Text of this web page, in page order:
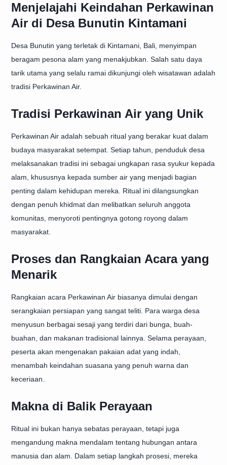
Menjelajahi Keindahan Perkawinan
Air di Desa Bunutin Kintamani
Desa Bunutin yang terletak di Kintamani, Bali, menyimpan
beragam pesona alam yang menakjubkan. Salah satu daya
tarik utama yang selalu ramai dikunjungi oleh wisatawan adalah
tradisi Perkawinan Air.
Tradisi Perkawinan Air yang Unik
Perkawinan Air adalah sebuah ritual yang berakar kuat dalam
budaya masyarakat setempat. Setiap tahun, penduduk desa
melaksanakan tradisi ini sebagai ungkapan rasa syukur kepada
alam, khususnya kepada sumber air yang menjadi bagian
penting dalam kehidupan mereka. Ritual ini dilangsungkan
dengan penuh khidmat dan melibatkan seluruh anggota
komunitas, menyoroti pentingnya gotong royong dalam
masyarakat.
Proses dan Rangkaian Acara yang
Menarik
Rangkaian acara Perkawinan Air biasanya dimulai dengan
serangkaian persiapan yang sangat teliti. Para warga desa
menyusun berbagai sesaji yang terdiri dari bunga, buah-
buahan, dan makanan tradisional lainnya. Selama perayaan,
peserta akan mengenakan pakaian adat yang indah,
menambah keindahan suasana yang penuh warna dan
keceriaan.
Makna di Balik Perayaan
Ritual ini bukan hanya sebatas perayaan, tetapi juga
mengandung makna mendalam tentang hubungan antara
manusia dan alam. Dalam setiap langkah prosesi, mereka